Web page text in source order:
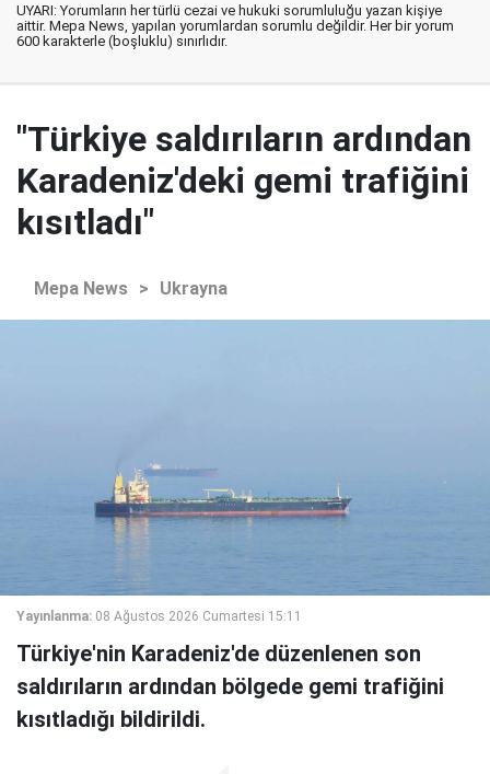
UYARI: Yorumların her türlü cezai ve hukuki sorumluluğu yazan kişiye
aittir. Mepa News, yapılan yorumlardan sorumlu değildir. Her bir yorum
600 karakterle (boşluklu) sınırlıdır.
"Türkiye saldırıların ardından
Karadeniz'deki gemi trafiğini
kısıtladı"
Mepa News > Ukrayna
Yayınlanma: 08 Ağustos 2026 Cumartesi 15:11
Türkiye'nin Karadeniz'de düzenlenen son
saldırıların ardından bölgede gemi trafiğini
kısıtladığı bildirildi.